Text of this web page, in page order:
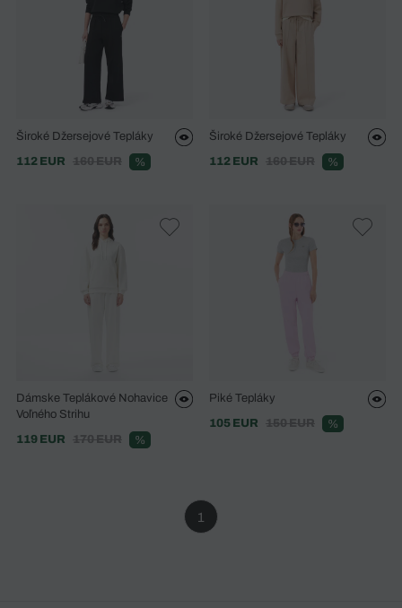
Široké Džersejové Tepláky
112 EUR
160 EUR %
Široké Džersejové Tepláky
112 EUR
160 EUR %
Dámske Teplákové Nohavice
Voľného Strihu
119 EUR
170 EUR %
Piké Tepláky
105 EUR
150 EUR %
1